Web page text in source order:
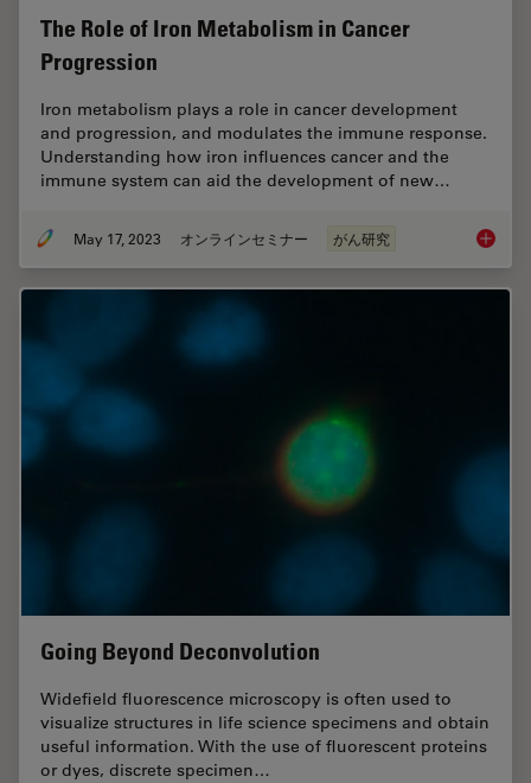
The Role of Iron Metabolism in Cancer
Progression
Iron metabolism plays a role in cancer development
and progression, and modulates the immune response.
Understanding how iron influences cancer and the
immune system can aid the development of new…
May 17, 2023 オンラインセミナー がん研究 The
Going Beyond Deconvolution
Widefield fluorescence microscopy is often used to
visualize structures in life science specimens and obtain
useful information. With the use of fluorescent proteins
or dyes, discrete specimen…